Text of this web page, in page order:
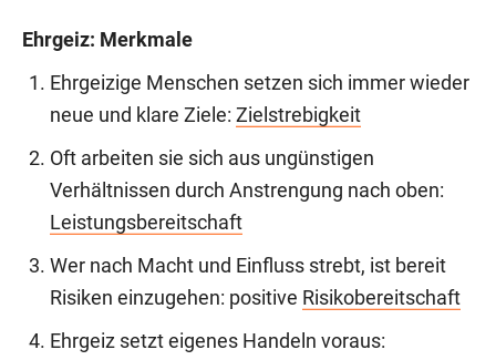
Ehrgeiz: Merkmale
Ehrgeizige Menschen setzen sich immer wieder
neue und klare Ziele: Zielstrebigkeit
Oft arbeiten sie sich aus ungünstigen
Verhältnissen durch Anstrengung nach oben:
Leistungsbereitschaft
Wer nach Macht und Einfluss strebt, ist bereit
Risiken einzugehen: positive Risikobereitschaft
Ehrgeiz setzt eigenes Handeln voraus: